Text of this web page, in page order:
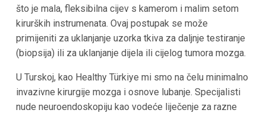
što je mala, fleksibilna cijev s kamerom i malim setom
kirurških instrumenata. Ovaj postupak se može
primijeniti za uklanjanje uzorka tkiva za daljnje testiranje
(biopsija) ili za uklanjanje dijela ili cijelog tumora mozga.
U Turskoj, kao Healthy Türkiye mi smo na čelu minimalno
invazivne kirurgije mozga i osnove lubanje. Specijalisti
nude neuroendoskopiju kao vodeće liječenje za razne